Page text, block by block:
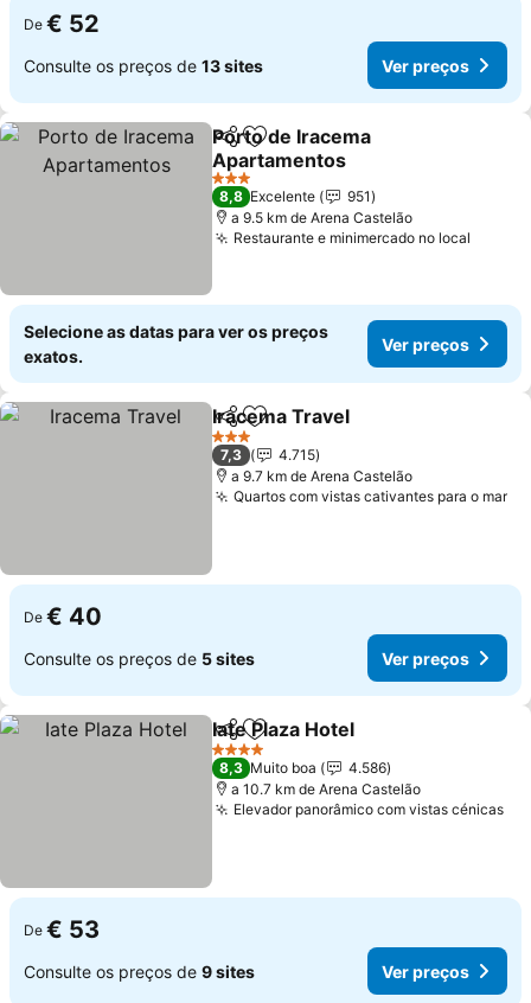
De € 52
Consulte os preços de 13 sites Ver preços
PartilharAdicionar aos favoritos
Porto de Iracema
Apartamentos
3 Estrelas
8,8 Excelente
951
a 9.5 km de Arena Castelão
Restaurante e minimercado no local
Selecione as datas para ver os preços
exatos.
Ver preços
PartilharAdicionar aos favoritos
Iracema Travel
3 Estrelas
7,3
4.715
a 9.7 km de Arena Castelão
Quartos com vistas cativantes para o mar
De € 40
Consulte os preços de 5 sites Ver preços
PartilharAdicionar aos favoritos
Iate Plaza Hotel
4 Estrelas
8,3 Muito boa
4.586
a 10.7 km de Arena Castelão
Elevador panorâmico com vistas cénicas
De € 53
Consulte os preços de 9 sites Ver preços